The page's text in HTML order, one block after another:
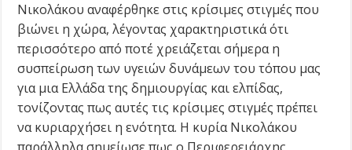
Νικολάκου αναφέρθηκε στις κρίσιμες στιγμές που
βιώνει η χώρα, λέγοντας χαρακτηριστικά ότι
περισσότερο από ποτέ χρειάζεται σήμερα η
συσπείρωση των υγειών δυνάμεων του τόπου μας
για μια Ελλάδα της δημιουργίας και ελπίδας,
τονίζοντας πως αυτές τις κρίσιμες στιγμές πρέπει
να κυριαρχήσει η ενότητα. Η κυρία Νικολάκου